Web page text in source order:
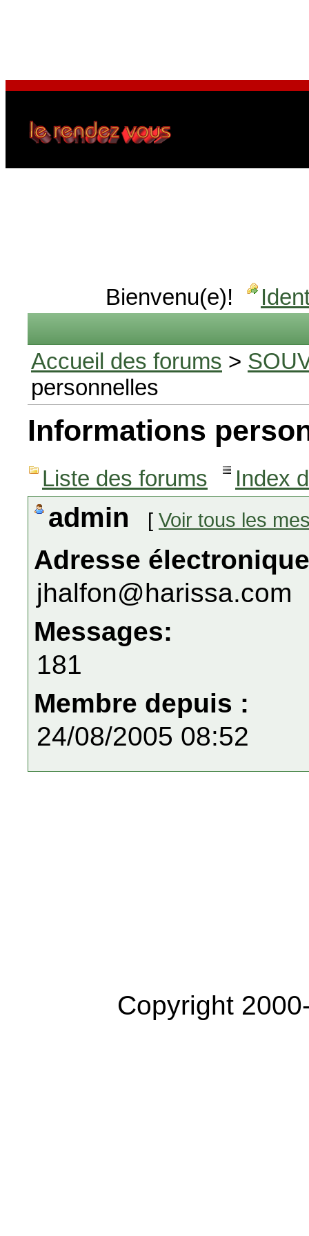
Bienvenu(e)!
Accueil des forums >
personnelles
Informations
Liste des forums Index
admin [ Voir tous les
Adresse
jhalfon@harissa.com
Messages:
181
Membre depuis :
24/08/2005 08:52
Copyright